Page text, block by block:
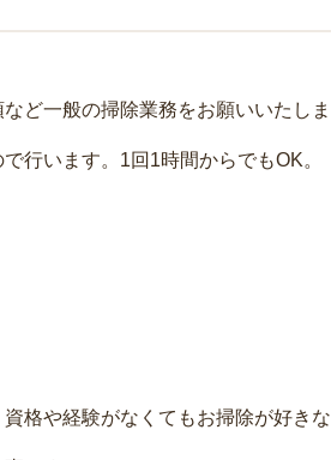
ど一般の掃除業務をお願いいたしま
行います。1回1時間からでもOK。
格や経験がなくてもお掃除が好きな